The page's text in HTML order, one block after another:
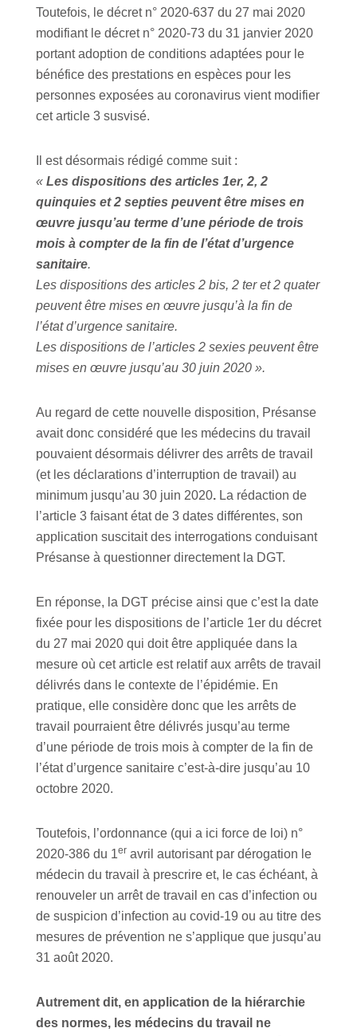
Toutefois, le décret n° 2020-637 du 27 mai 2020
modifiant le décret n° 2020-73 du 31 janvier 2020
portant adoption de conditions adaptées pour le
bénéfice des prestations en espèces pour les
personnes exposées au coronavirus vient modifier
cet article 3 susvisé.
Il est désormais rédigé comme suit :
« Les dispositions des articles 1er, 2, 2
quinquies et 2 septies peuvent être mises en
œuvre jusqu’au terme d’une période de trois
mois à compter de la fin de l’état d’urgence
sanitaire.
Les dispositions des articles 2 bis, 2 ter et 2 quater
peuvent être mises en œuvre jusqu’à la fin de
l’état d’urgence sanitaire.
Les dispositions de l’articles 2 sexies peuvent être
mises en œuvre jusqu’au 30 juin 2020 ».
Au regard de cette nouvelle disposition, Présanse
avait donc considéré que les médecins du travail
pouvaient désormais délivrer des arrêts de travail
(et les déclarations d’interruption de travail) au
minimum jusqu’au 30 juin 2020. La rédaction de
l’article 3 faisant état de 3 dates différentes, son
application suscitait des interrogations conduisant
Présanse à questionner directement la DGT.
En réponse, la DGT précise ainsi que c’est la date
fixée pour les dispositions de l’article 1er du décret
du 27 mai 2020 qui doit être appliquée dans la
mesure où cet article est relatif aux arrêts de travail
délivrés dans le contexte de l’épidémie. En
pratique, elle considère donc que les arrêts de
travail pourraient être délivrés jusqu’au terme
d’une période de trois mois à compter de la fin de
l’état d’urgence sanitaire c’est-à-dire jusqu’au 10
octobre 2020.
Toutefois, l’ordonnance (qui a ici force de loi) n°
2020-386 du 1er avril autorisant par dérogation le
médecin du travail à prescrire et, le cas échéant, à
renouveler un arrêt de travail en cas d’infection ou
de suspicion d’infection au covid-19 ou au titre des
mesures de prévention ne s’applique que jusqu’au
31 août 2020.
Autrement dit, en application de la hiérarchie
des normes, les médecins du travail ne